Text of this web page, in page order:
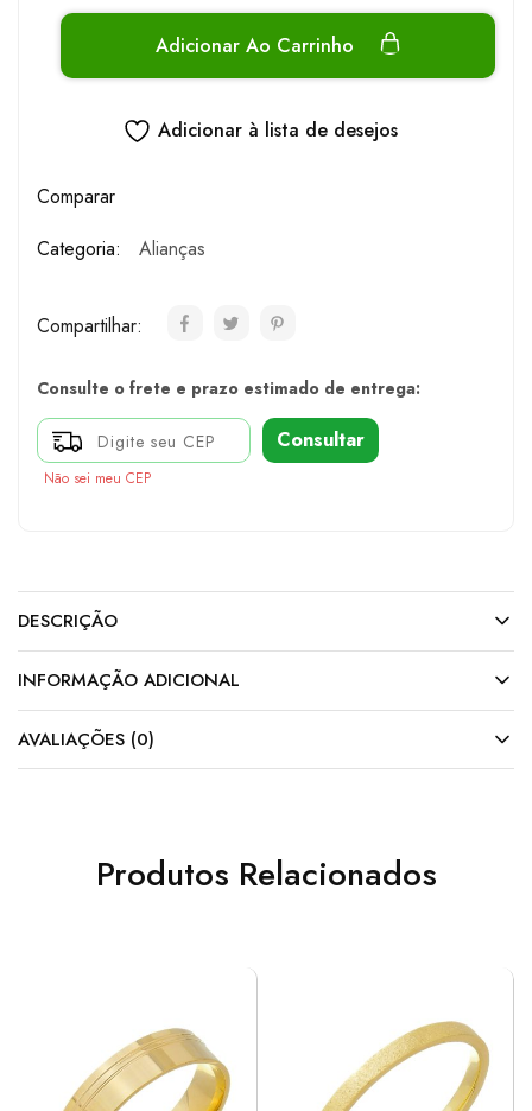
Adicionar Ao Carrinho
Adicionar à lista de desejos
Comparar
Categoria:
Alianças
Compartilhar:
Consulte o frete e prazo estimado de entrega:
Consultar
Não sei meu CEP
DESCRIÇÃO
INFORMAÇÃO ADICIONAL
AVALIAÇÕES (0)
Produtos Relacionados